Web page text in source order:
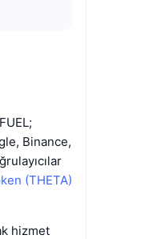
Binance,
(THETA)
hizmet